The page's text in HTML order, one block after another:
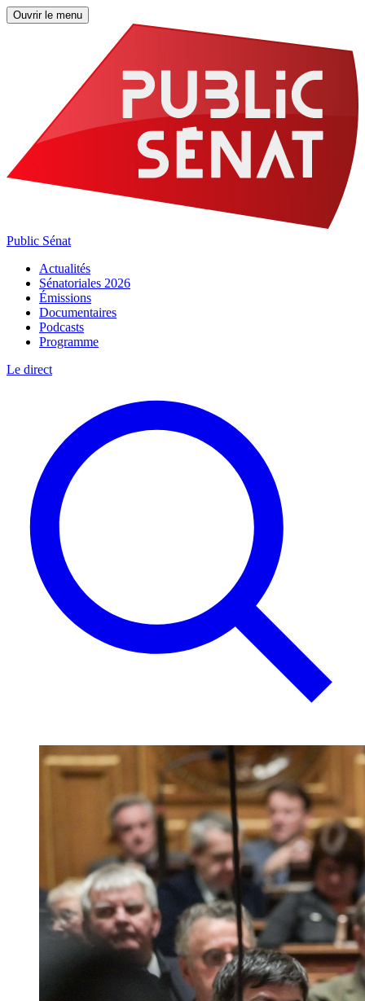
Ouvrir le menu
Public Sénat
Actualités
Sénatoriales 2026
Émissions
Documentaires
Podcasts
Programme
Le direct